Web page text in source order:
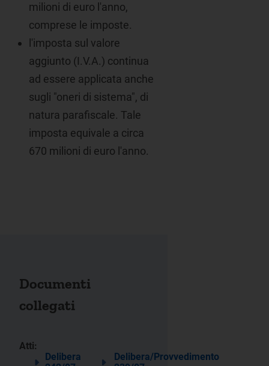
milioni di euro l'anno,
comprese le imposte.
l'imposta sul valore
aggiunto (I.V.A.) continua
ad essere applicata anche
sugli "oneri di sistema", di
natura parafiscale. Tale
imposta equivale a circa
670 milioni di euro l'anno.
Documenti
collegati
Atti:
Delibera
Delibera/Provvedimento